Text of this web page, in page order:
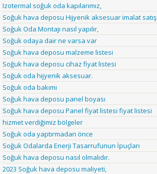
Izotermal soğuk oda kapılarımız,
Soğuk hava deposu Hijyenik aksesuar imalat satış
Soğuk Oda Montajı nasıl yapılır,
Soğuk odaya dair ne varsa var
Soğuk hava deposu malzeme listesi
Soğuk hava deposu cihaz fiyat listesi
Soğuk oda hijyenik aksesuar.
Soğuk oda bakımı
Soğuk hava deposu panel boyası
Soğuk hava deposu Panel fiyat listesi fiyat listesi
hizmet verdiğimiz bölgeler
Soğuk oda yaptırmadan önce
Soğuk Odalarda Enerji Tasarrufunun İpuçları
Soğuk hava deposu nasıl olmalıdır.
2023 Soğuk hava deposu maliyeti,